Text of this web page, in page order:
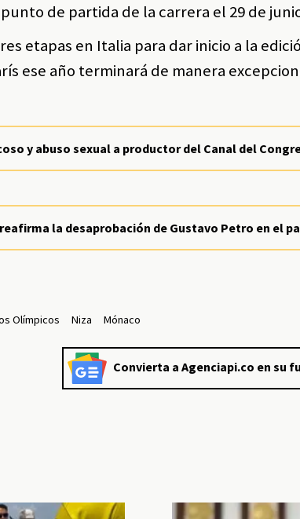
de partida de la carrera el 29 de
etapas en Italia para dar inicio a la
ese año terminará de manera
y abuso sexual a productor del Canal del
la desaprobación de Gustavo Petro en el
Olímpicos Niza Mónaco
Convierta a Agenciapi.co en su